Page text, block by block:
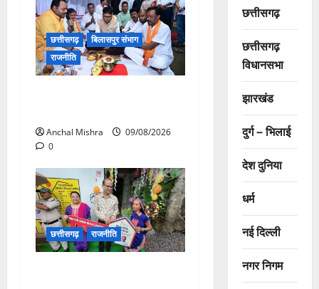
छत्तीसगढ़
बिलासपुर संभाग
राजनीति
Anchal Mishra
09/08/2026
0
छत्तीसगढ़ राजनीति
छत्तीसगढ़
छत्तीसगढ़
विधानसभा
झारखंड
दुर्ग – भिलाई
देश दुनिया
धर्म
नई दिल्ली
नगर निगम